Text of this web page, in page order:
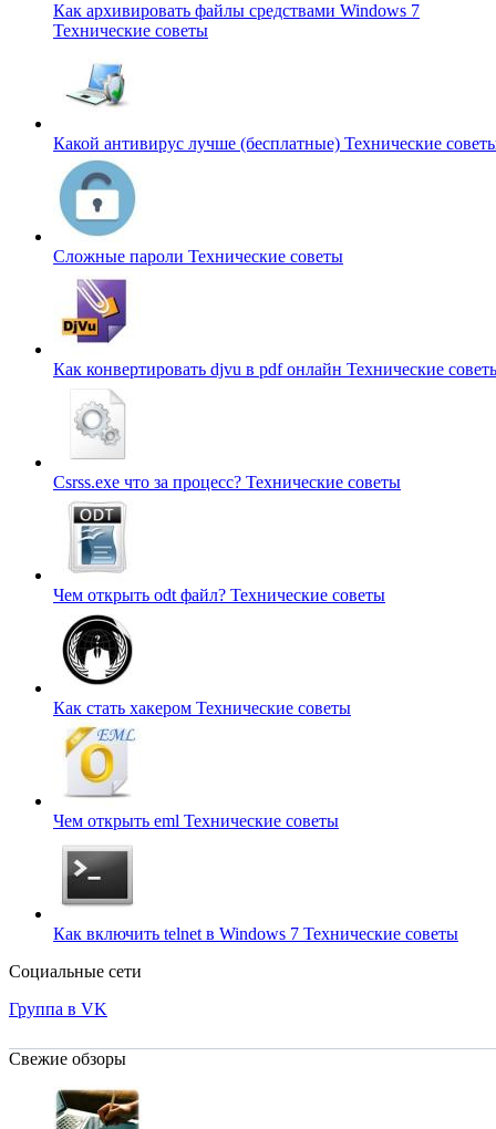
Как архивировать файлы средствами Windows 7
Технические советы
Какой антивирус лучше (бесплатные) Технические
Сложные пароли Технические советы
Как конвертировать djvu в pdf онлайн Технические
Csrss.exe что за процесс? Технические советы
Чем открыть odt файл? Технические советы
Как стать хакером Технические советы
Чем открыть eml Технические советы
Как включить telnet в Windows 7 Технические советы
Социальные сети
Группа в VK
Свежие обзоры